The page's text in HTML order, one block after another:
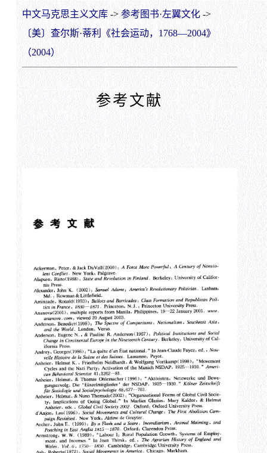
中文马克思主义文库-> 参考图书·左翼文化->
〔美〕查尔斯·蒂利《社会运动，1768—2004》
（2004）
参考文献